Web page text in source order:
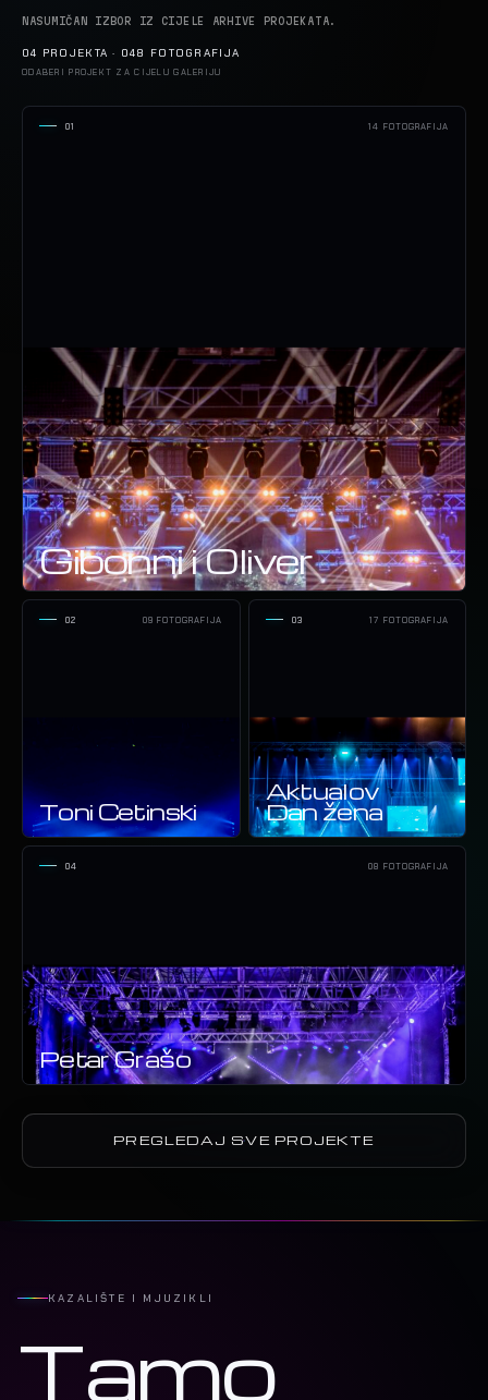
NASUMIČAN IZBOR IZ CIJELE ARHIVE PROJEKATA.
04 PROJEKTA · 048 FOTOGRAFIJA
ODABERI PROJEKT ZA CIJELU GALERIJU
Gibonni i Oliver
01 14 FOTOGRAFIJA
Toni Cetinski
02 09 FOTOGRAFIJA
Aktualov
Dan žena
03 17 FOTOGRAFIJA
Petar Grašo
04 08 FOTOGRAFIJA
PREGLEDAJ SVE PROJEKTE
KAZALIŠTE I MJUZIKLI
Tamo